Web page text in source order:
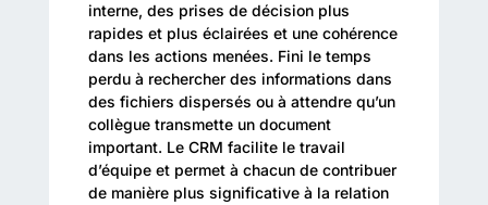
interne, des prises de décision plus
rapides et plus éclairées et une cohérence
dans les actions menées. Fini le temps
perdu à rechercher des informations dans
des fichiers dispersés ou à attendre qu’un
collègue transmette un document
important. Le CRM facilite le travail
d’équipe et permet à chacun de contribuer
de manière plus significative à la relation